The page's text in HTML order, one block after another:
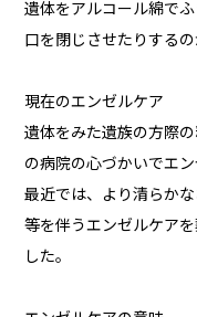
遺体をアルコール綿で
口を閉じさせたりする
現在のエンゼルケア
遺体をみた遺族の方際
の病院の心づかいでエ
最近では、より清らか
等を伴うエンゼルケア
した。